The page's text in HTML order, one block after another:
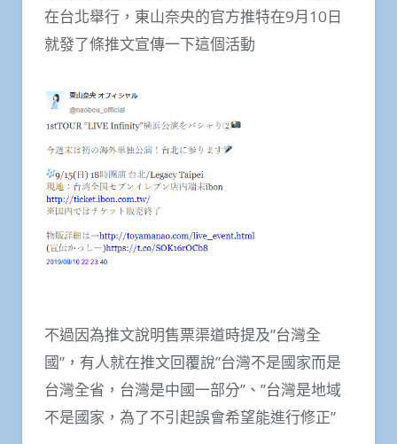
在台北舉行，東山奈央的官方推特在9月10日
就發了條推文宣傳一下這個活動
不過因為推文說明售票渠道時提及”台灣全
國”，有人就在推文回覆說”台灣不是國家而是
台灣全省，台灣是中國一部分”、”台灣是地域
不是國家，為了不引起誤會希望能進行修正”